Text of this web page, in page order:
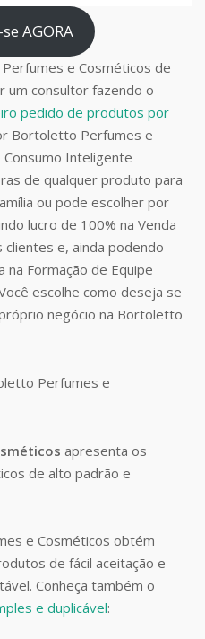
AGORA
e Cosméticos de
um consultor fazendo o
pedido de produtos por
Bortoletto Perfumes e
Inteligente
de qualquer produto para
ou pode escolher por
lucro de 100% na Venda
e, ainda podendo
na Formação de Equipe
escolhe como deseja se
negócio na Bortoletto
Perfumes e
apresenta os
de alto padrão e
e Cosméticos obtém
de fácil aceitação e
Conheça também o
e duplicável: